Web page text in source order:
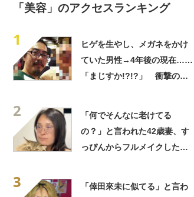
「美容」のアクセスランキング
1
ヒゲを生やし、メガネをかけ
ていた男性→4年後の現在……
「まじすか!?!?」 衝撃の変
2
「何でそんなに老けてる
の？」と言われた42歳妻、す
っぴんからフルメイクした
3
「倖田來未に似てる」と言わ